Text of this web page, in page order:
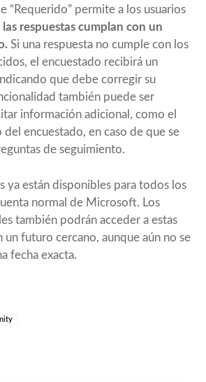
“Requerido” permite a los usuarios
las respuestas cumplan con un
Si una respuesta no cumple con los
el encuestado recibirá un
que debe corregir su
también puede ser
información adicional, como el
encuestado, en caso de que se
de seguimiento.
ya están disponibles para todos los
normal de Microsoft. Los
también podrán acceder a estas
un futuro cercano, aunque aún no se
fecha exacta.